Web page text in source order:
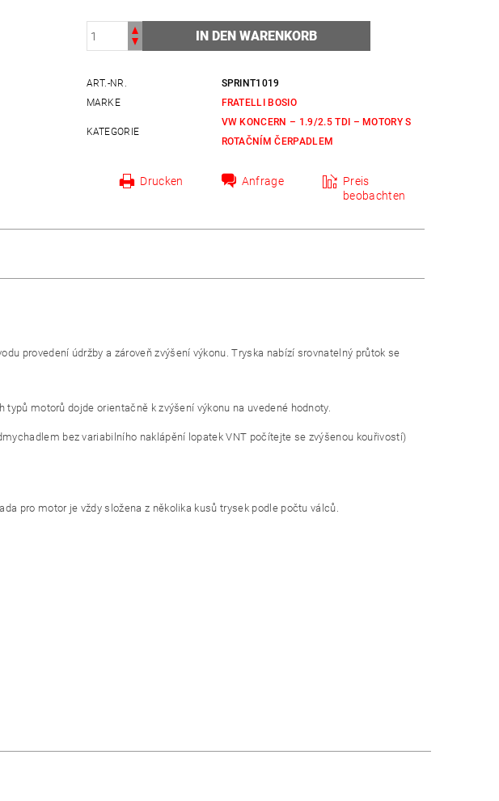
ART.-NR.
SPRINT1019
MARKE
FRATELLI BOSIO
KATEGORIE
VW KONCERN – 1.9/2.5 TDI – MOTORY S
ROTAČNÍM ČERPADLEM
Drucken Anfrage
Preis
beobachten
provedení údržby a zároveň zvýšení výkonu. Tryska nabízí srovnatelný průtok se
motorů dojde orientačně k zvýšení výkonu na uvedené hodnoty.
bez variabilního naklápění lopatek VNT počítejte se zvýšenou kouřivostí)
pro motor je vždy složena z několika kusů trysek podle počtu válců.